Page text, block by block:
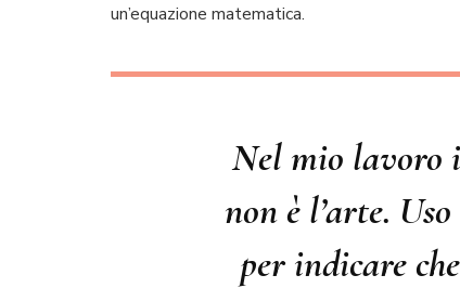
un’equazione matematica.
Nel mio lavoro
non è l’arte.
per indicare